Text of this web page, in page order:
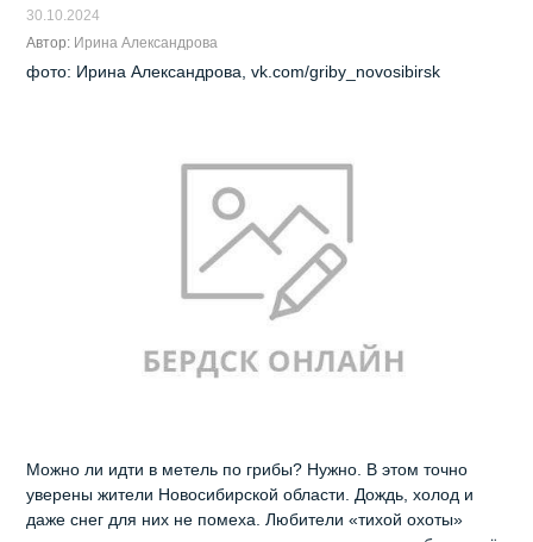
30.10.2024
Автор: Ирина Александрова
фото: Ирина Александрова, vk.com/griby_novosibirsk
Можно ли идти в метель по грибы? Нужно. В этом точно
уверены жители Новосибирской области. Дождь, холод и
даже снег для них не помеха. Любители «тихой охоты»